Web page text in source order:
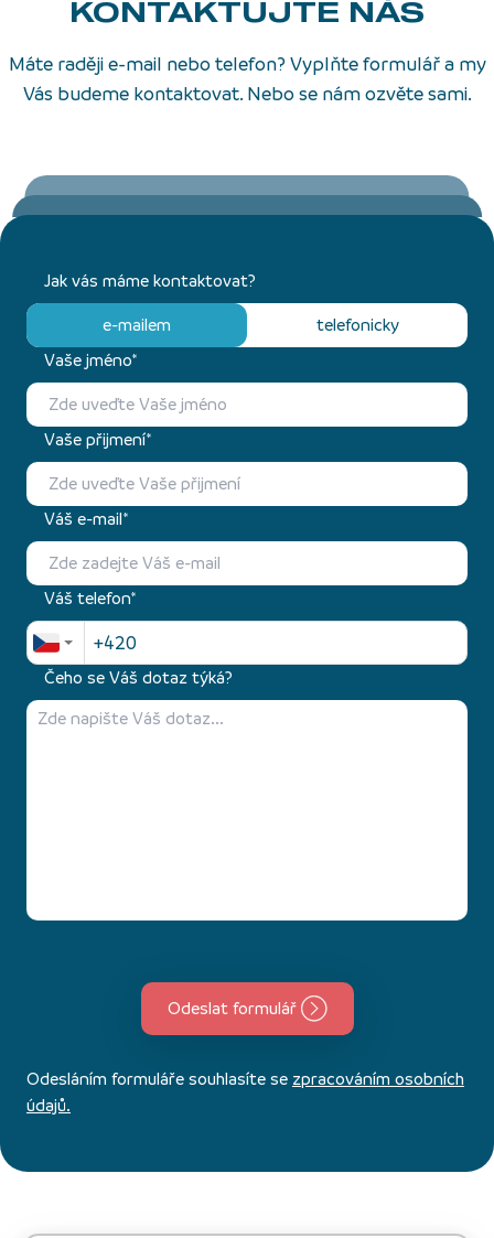
KONTAKTUJTE NÁS
Máte raději e-mail nebo telefon? Vyplňte formulář a my
Vás budeme kontaktovat. Nebo se nám ozvěte sami.
Jak vás máme kontaktovat?
e-mailem
telefonicky
Vaše jméno*
Vaše přijmení*
Váš e-mail*
Váš telefon*
Čeho se Váš dotaz týká?
Odeslat formulář
Odesláním formuláře souhlasíte se zpracováním osobních
údajů.